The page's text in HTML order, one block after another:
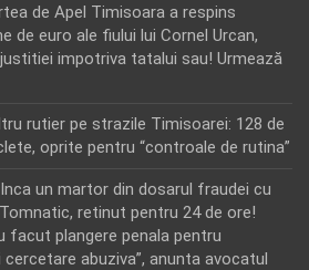
de Apel Timisoara a respins
de euro ale fiului lui Cornel Urcan,
impotriva tatalui sau! Urmează
rutier pe strazile Timisoarei: 128 de
oprite pentru “controale de rutina”
Inca un martor din dosarul fraudei cu
retinut pentru 24 de ore!
facut plangere penala pentru
abuziva”, anunta avocatul